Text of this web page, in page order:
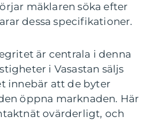
mäklaren söka efter
dessa specifikationer.
är centrala i denna
i Vasastan säljs
innebär att de byter
öppna marknaden. Här
ovärderligt, och